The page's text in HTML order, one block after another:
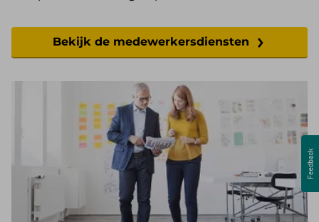
Bekijk de medewerkersdiensten